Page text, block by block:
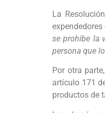
La
se prohíbe la
persona que
Por otra
artículo 171
productos de